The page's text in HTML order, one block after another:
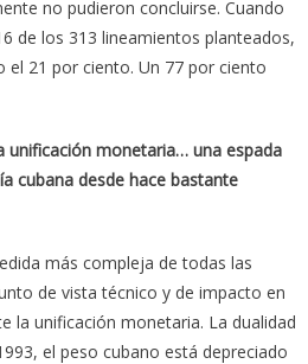
no pudieron concluirse. Cuando
de los 313 lineamientos planteados,
el 21 por ciento. Un 77 por ciento
unificación monetaria… una espada
cubana desde hace bastante
más compleja de todas las
de vista técnico y de impacto en
la unificación monetaria. La dualidad
el peso cubano está depreciado